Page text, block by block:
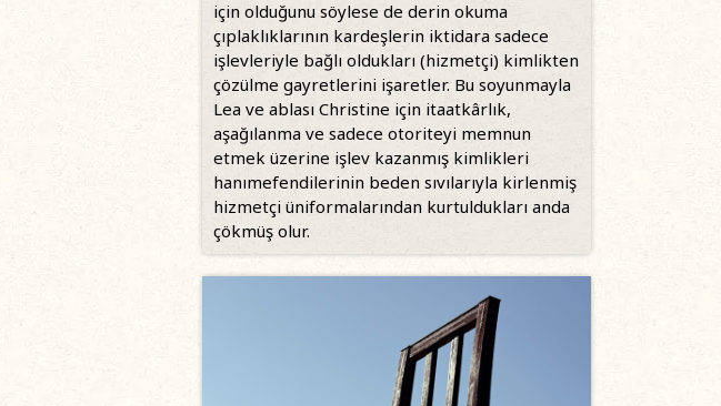
için olduğunu söylese de derin okuma
çıplaklıklarının kardeşlerin iktidara sadece
işlevleriyle bağlı oldukları (hizmetçi) kimlikten
çözülme gayretlerini işaretler. Bu soyunmayla
Lea ve ablası Christine için itaatkârlık,
aşağılanma ve sadece otoriteyi memnun
etmek üzerine işlev kazanmış kimlikleri
hanımefendilerinin beden sıvılarıyla kirlenmiş
hizmetçi üniformalarından kurtuldukları anda
çökmüş olur.